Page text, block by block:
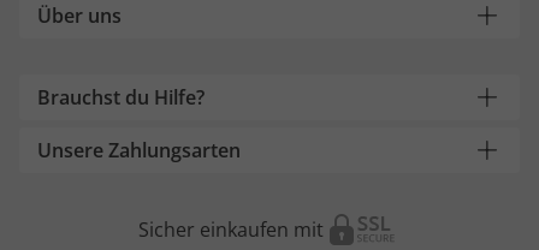
Über uns
Brauchst du Hilfe?
Unsere Zahlungsarten
Sicher einkaufen mit